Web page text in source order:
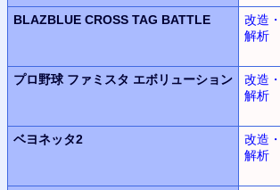
BLAZBLUE CROSS TAG BATTLE
改造・
解析
プロ野球 ファミスタ エボリューション
改造・
解析
ベヨネッタ2
改造・
解析